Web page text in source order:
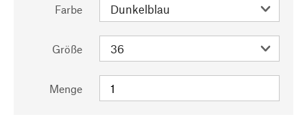
Farbe
Größe
Menge